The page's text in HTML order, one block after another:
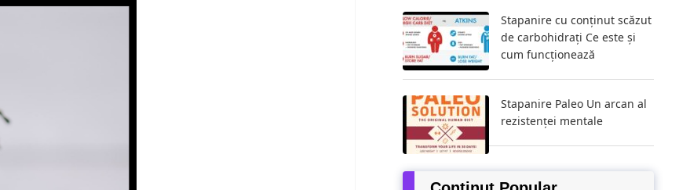
Stapanire cu conținut scăzut
de carbohidrați Ce este și
cum funcționează
Stapanire Paleo Un arcan al
rezistenței mentale